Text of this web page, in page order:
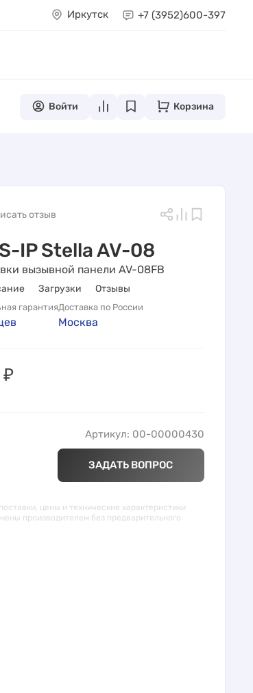
Иркутск +7 (3952)600-397
Войти Корзина
отзыв
IP Stella AV-08
вызывной панели AV-08FB
Загрузки Отзывы
гарантияДоставка по России
Москва
₽
Артикул: 00-00000430
ЗАДАТЬ ВОПРОС
цены и технические характеристики
производителем без предварительного